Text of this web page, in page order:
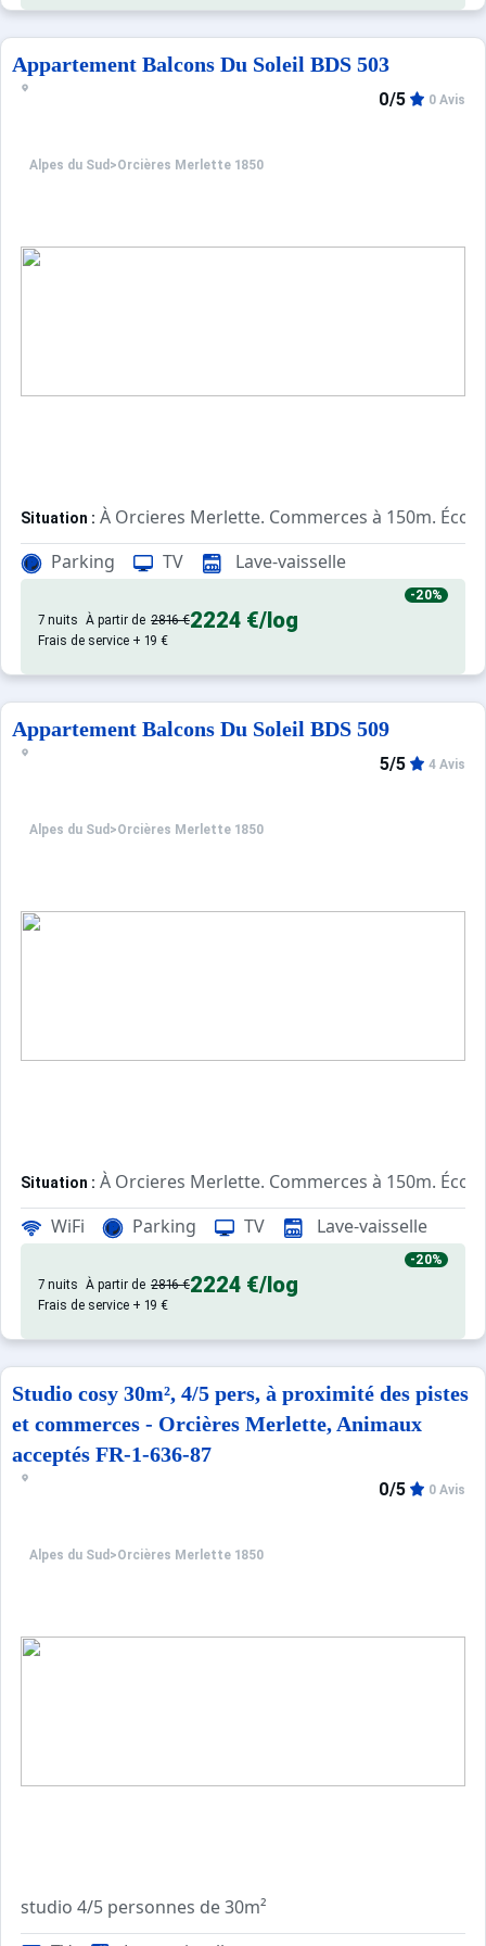
Appartement Balcons Du Soleil BDS 503
Alpes du Sud >Orcières Merlette 1850
0/5 0 Avis
Situation : À Orcieres Merlette. Commerces à 150m.
Appartement de particulier :Confortable et tout équipé.
Parking TV Lave-vaisselle
-20%
7 nuits À partir de 2816 €2224 €/log
Frais de service + 19 €
Appartement Balcons Du Soleil BDS 509
Alpes du Sud >Orcières Merlette 1850
5/5 4 Avis
Situation : À Orcieres Merlette. Commerces à 150m.
Appartement de particulier :Confortable et tout équipé.
WiFi Parking TV Lave-vaisselle
-20%
7 nuits À partir de 2816 €2224 €/log
Frais de service + 19 €
Studio cosy 30m², 4/5 pers, à proximité des pistes
et commerces - Orcières Merlette, Animaux
acceptés FR-1-636-87
Alpes du Sud >Orcières Merlette 1850
0/5 0 Avis
studio 4/5 personnes de 30m²